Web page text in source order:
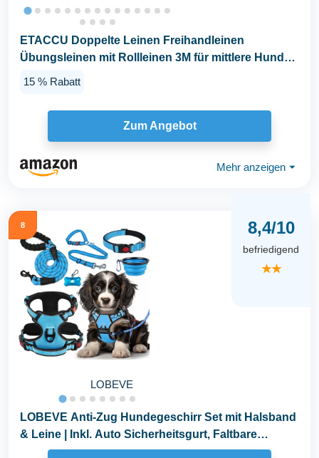
ETACCU Doppelte Leinen Freihandleinen
Übungsleinen mit Rollleinen 3M für mittlere Hunde
15 % Rabatt
Zum Angebot
Mehr anzeigen ⏷
8
LOBEVE
8,4/10
befriedigend
★★
LOBEVE Anti-Zug Hundegeschirr Set mit Halsband
& Leine | Inkl. Auto Sicherheitsgurt, Faltbare
Näpfe...